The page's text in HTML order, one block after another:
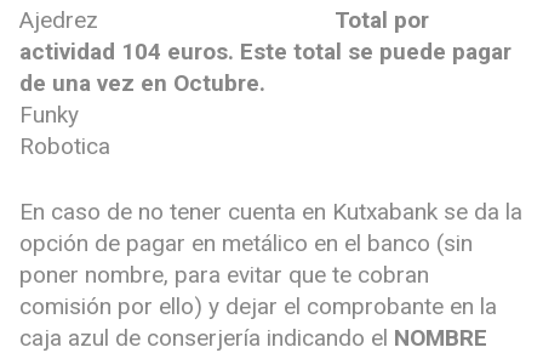
Ajedrez
Total por
actividad 104 euros. Este total se puede pagar
de una vez en Octubre.
Funky
Robotica
En caso de no tener cuenta en Kutxabank se da la
opción de pagar en metálico en el banco (sin
poner nombre, para evitar que te cobran
comisión por ello) y dejar el comprobante en la
caja azul de conserjería indicando el NOMBRE